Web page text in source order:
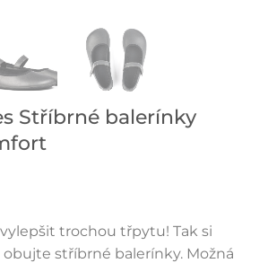
Stříbrné balerínky
trochou třpytu! Tak si
stříbrné balerínky. Možná